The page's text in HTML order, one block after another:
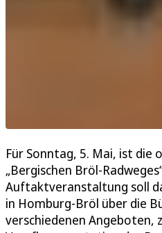
Für Sonntag, 5. Mai, ist die
„Bergischen Bröl-
Auftaktveranstaltung soll
in Homburg-Bröl über die
verschiedenen Angeboten,